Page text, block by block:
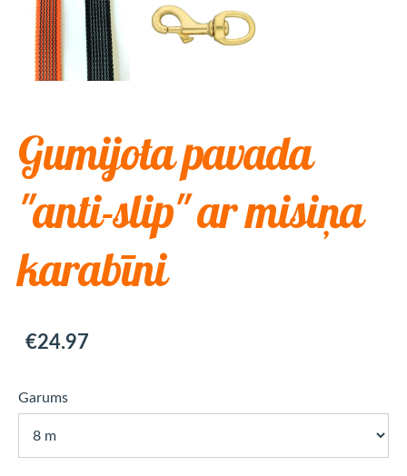
Gumijota pavada
"anti-slip" ar misiņa
karabīni
€24.97
Garums